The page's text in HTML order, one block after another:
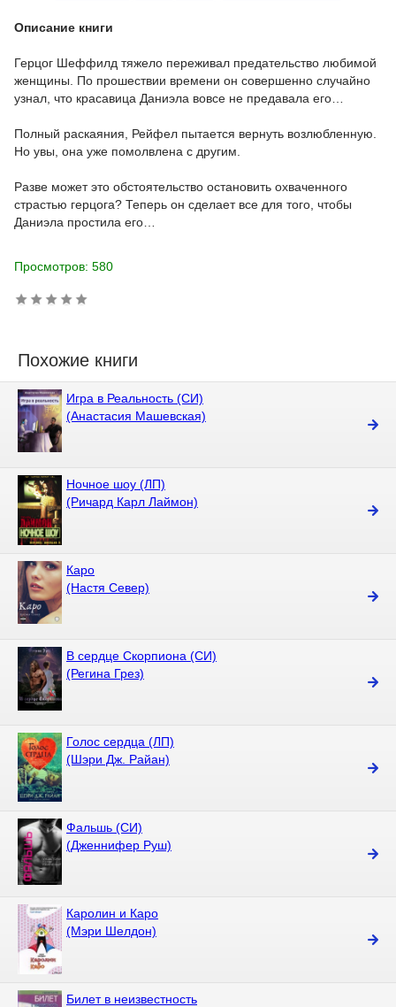
Описание книги
Герцог Шеффилд тяжело переживал предательство любимой
женщины. По прошествии времени он совершенно случайно
узнал, что красавица Даниэла вовсе не предавала его…
Полный раскаяния, Рейфел пытается вернуть возлюбленную.
Но увы, она уже помолвлена с другим.
Разве может это обстоятельство остановить охваченного
страстью герцога? Теперь он сделает все для того, чтобы
Даниэла простила его…
Просмотров: 580
Похожие книги
Игра в Реальность (СИ)
(Анастасия Машевская)
Ночное шоу (ЛП)
(Ричард Карл Лаймон)
Каро
(Настя Север)
В сердце Скорпиона (СИ)
(Регина Грез)
Голос сердца (ЛП)
(Шэри Дж. Райан)
Фальшь (СИ)
(Дженнифер Руш)
Каролин и Каро
(Мэри Шелдон)
Билет в неизвестность